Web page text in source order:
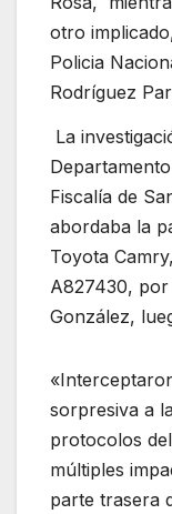
otro
Policia
Rodríguez
La
Fiscalía de
abordaba la
Toyota
A827430, por
González,
sorpresiva a
protocolos
múltiples
parte trasera